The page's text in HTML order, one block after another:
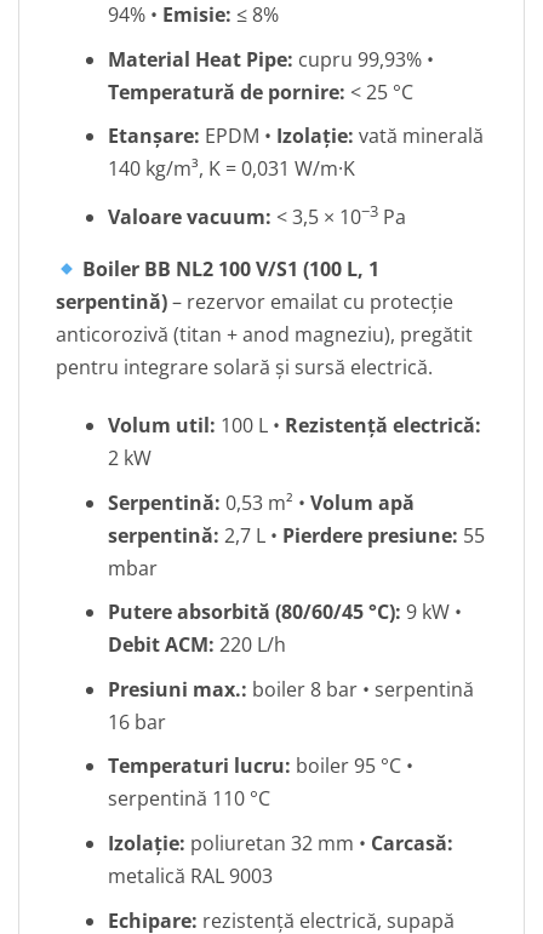
94% • Emisie: ≤ 8%
Material Heat Pipe: cupru 99,93% •
Temperatură de pornire: < 25 °C
Etanșare: EPDM • Izolație: vată minerală
140 kg/m³, K = 0,031 W/m·K
Valoare vacuum: < 3,5 × 10−3Pa
Boiler BB NL2 100 V/S1 (100 L, 1
serpentină)– rezervor emailat cu protecție
anticorozivă (titan + anod magneziu), pregătit
pentru integrare solară și sursă electrică.
Volum util: 100 L • Rezistență electrică:
2 kW
Serpentină: 0,53 m² • Volum apă
serpentină: 2,7 L • Pierdere presiune: 55
mbar
Putere absorbită (80/60/45 °C): 9 kW •
Debit ACM: 220 L/h
Presiuni max.: boiler 8 bar • serpentină
16 bar
Temperaturi lucru: boiler 95 °C •
serpentină 110 °C
Izolație: poliuretan 32 mm • Carcasă:
metalică RAL 9003
Echipare: rezistență electrică, supapă